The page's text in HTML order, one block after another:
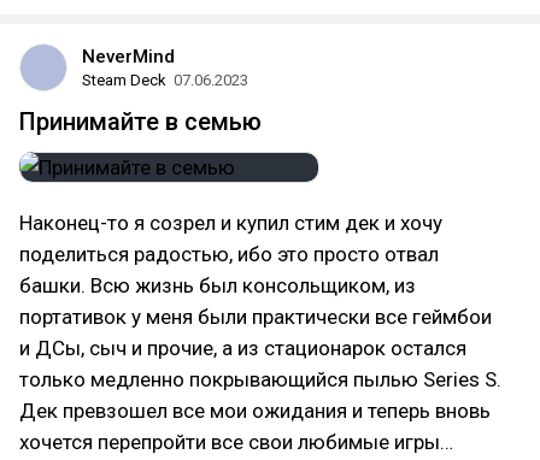
NeverMind
Steam Deck 07.06.2023
Принимайте в семью
Наконец-то я созрел и купил стим дек и хочу
поделиться радостью, ибо это просто отвал
башки. Всю жизнь был консольщиком, из
портативок у меня были практически все геймбои
и ДСы, сыч и прочие, а из стационарок остался
только медленно покрывающийся пылью Series S.
Дек превзошел все мои ожидания и теперь вновь
хочется перепройти все свои любимые игры…